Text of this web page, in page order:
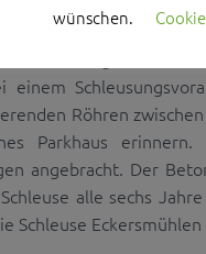
erbaute Schleuse
die Längskanäle
einem
Röhren
Parkhaus
angebracht. Der
alle sechs
Schleuse
wünschen.